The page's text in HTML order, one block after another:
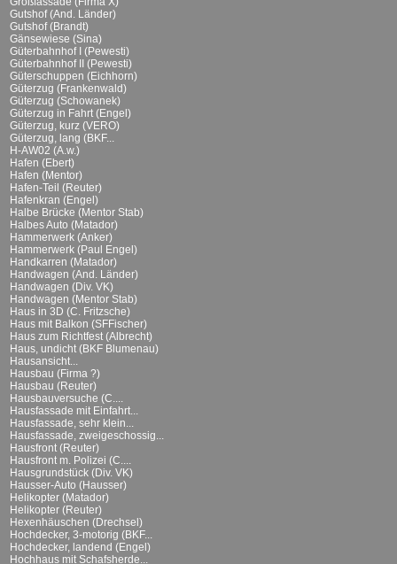
Gutshof (And. Länder)
Gutshof (Brandt)
Gänsewiese (Sina)
Güterbahnhof I (Pewesti)
Güterbahnhof II (Pewesti)
Güterschuppen (Eichhorn)
Güterzug (Frankenwald)
Güterzug (Schowanek)
Güterzug in Fahrt (Engel)
Güterzug, kurz (VERO)
Güterzug, lang (BKF...
H-AW02 (A.w.)
Hafen (Ebert)
Hafen (Mentor)
Hafen-Teil (Reuter)
Hafenkran (Engel)
Halbe Brücke (Mentor Stab)
Halbes Auto (Matador)
Hammerwerk (Anker)
Hammerwerk (Paul Engel)
Handkarren (Matador)
Handwagen (And. Länder)
Handwagen (Div. VK)
Handwagen (Mentor Stab)
Haus in 3D (C. Fritzsche)
Haus mit Balkon (SFFischer)
Haus zum Richtfest (Albrecht)
Haus, undicht (BKF Blumenau)
Hausansicht...
Hausbau (Firma ?)
Hausbau (Reuter)
Hausbauversuche (C....
Hausfassade mit Einfahrt...
Hausfassade, sehr klein...
Hausfassade, zweigeschossig...
Hausfront (Reuter)
Hausfront m. Polizei (C....
Hausgrundstück (Div. VK)
Hausser-Auto (Hausser)
Helikopter (Matador)
Helikopter (Reuter)
Hexenhäuschen (Drechsel)
Hochdecker, 3-motorig (BKF...
Hochdecker, landend (Engel)
Hochhaus mit Schafsherde...